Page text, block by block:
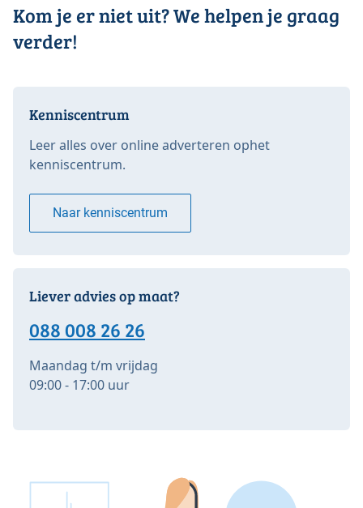
Kom je er niet uit? We helpen je graag
verder!
Kenniscentrum
Leer alles over online adverteren ophet
kenniscentrum.
Naar kenniscentrum
Liever advies op maat?
088 008 26 26
Maandag t/m vrijdag
09:00 - 17:00 uur